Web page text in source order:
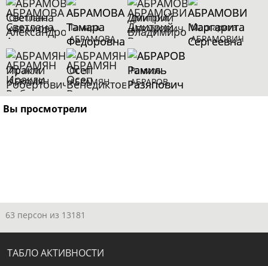
Светлана
АБРАМОВА
Тамара
АБРАМОВА
Дмитрий
АБРАМОВИЧ
Маргарита
АБРАМОВИЧ
Иракли
АБРАМЯН
Осеп
АБРАМЯН
Рамиль
АБРАРОВ
63 персон из 13181
Вы просмотрели
ТАБЛО АКТИВНОСТИ